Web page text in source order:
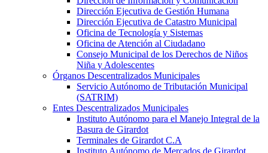
Dirección Ejecutiva de Gestión Humana
Dirección Ejecutiva de Catastro Municipal
Oficina de Tecnología y Sistemas
Oficina de Atención al Ciudadano
Consejo Municipal de los Derechos de Niños
Niña y Adolescentes
Órganos Descentralizados Municipales
Servicio Autónomo de Tributación Municipal
(SATRIM)
Entes Descentralizados Municipales
Instituto Autónomo para el Manejo Integral de la
Basura de Girardot
Terminales de Girardot C.A
Instituto Autónomo de Mercados de Girardot